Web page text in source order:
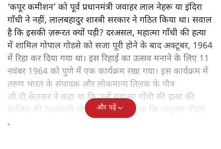
‘कपूर कमीशन’ को पूर्व प्रधानमंत्री जवाहर लाल नेहरू या इंदिरा
गाँधी ने नहीं, लालबहादुर शास्त्री सरकार ने गठित किया था। सवाल
है कि इसकी ज़रूरत क्यों पड़ी? दरअसल, महात्मा गाँधी की हत्या
में शामिल गोपाल गोडसे को सजा पूरी होने के बाद अक्टूबर, 1964
में रिहा कर दिया गया था। इस रिहाई का उत्सव मनाने के लिए 11
नवंबर 1964 को पुणे में एक कार्यक्रम रखा गया। इस कार्यक्रम में
तरुण भारत के संपादक और लोकमान्य तिलक के पौत्र
जी.वी.केतकर ने कहा था कि उन्हें महात्मा गाँधी की हत्या की
साजिश की जानकारी थी। केतकर ने कहा था कि नाथूराम गोडसे
उनसे अक्सर गाँधी की हत्या के फायदों की चर्चा करता रहता था।
और पढ़ें